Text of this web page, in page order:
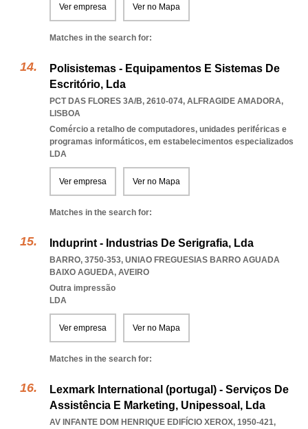
Ver empresa Ver no Mapa
Matches in the search for:
Polisistemas - Equipamentos E Sistemas De
Escritório, Lda
PCT DAS FLORES 3A/B, 2610-074, ALFRAGIDE AMADORA,
LISBOA
Comércio a retalho de computadores, unidades periféricas e
programas informáticos, em estabelecimentos especializados
LDA
Ver empresa Ver no Mapa
Matches in the search for:
Induprint - Industrias De Serigrafia, Lda
BARRO, 3750-353, UNIAO FREGUESIAS BARRO AGUADA
BAIXO AGUEDA, AVEIRO
Outra impressão
LDA
Ver empresa Ver no Mapa
Matches in the search for:
Lexmark International (portugal) - Serviços De
Assistência E Marketing, Unipessoal, Lda
AV INFANTE DOM HENRIQUE EDIFÍCIO XEROX, 1950-421,